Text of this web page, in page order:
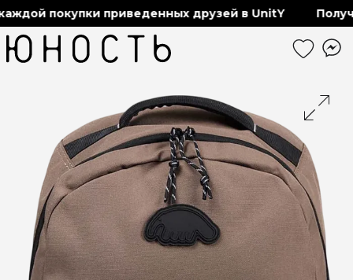
покупки приведенных друзей в UnitY